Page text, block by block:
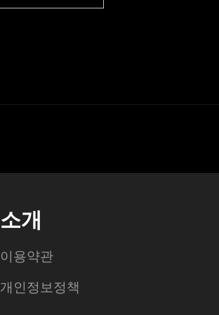
소개
이용약관
개인정보정책